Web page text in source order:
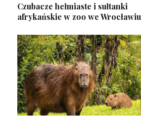
Czubacze hełmiaste i sułtanki
afrykańskie w zoo we Wrocławiu